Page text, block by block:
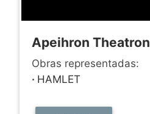
Apeihron Theatron
Obras representadas:
· HAMLET